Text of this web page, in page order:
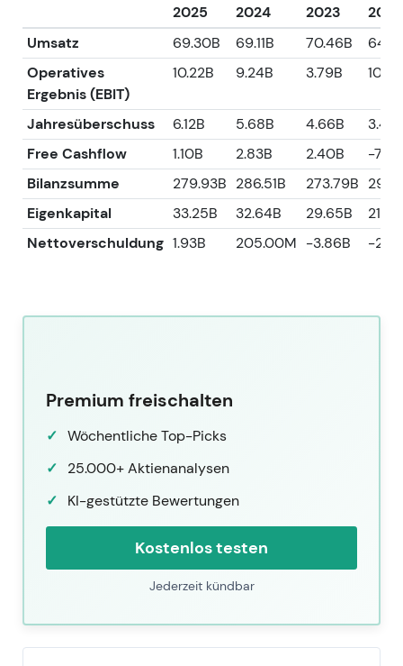
2025 2024 2023
2022
Umsatz
69.30B 69.11B 70.46B
Operatives
Ergebnis (EBIT)
10.22B 9.24B 3.79B
Jahresüberschuss 6.12B 5.68B 4.66B
Free Cashflow
1.10B 2.83B 2.40B
-
Bilanzsumme
279.93B 286.51B 273.79B
Eigenkapital
33.25B 32.64B 29.65B
Nettoverschuldung 1.93B 205.00M -3.86B -
Premium freischalten
Wöchentliche Top-Picks
25.000+ Aktienanalysen
KI-gestützte Bewertungen
Kostenlos testen
Jederzeit kündbar